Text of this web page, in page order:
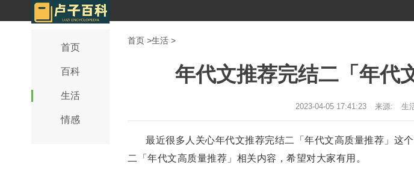
首页
百科
生活
情感
首页 >生活 >
年代文推荐完结二「年代
2023-04-05 17:41:23 来源: 生
最近很多人关心年代文推荐完结二「年代文高质量推荐」这
二「年代文高质量推荐」相关内容，希望对大家有用。